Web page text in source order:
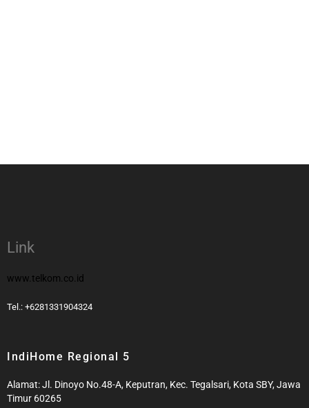
Link
www.telkom.co.id
Tel.: +6281331904324
IndiHome Regional 5
Alamat: Jl. Dinoyo No.48-A, Keputran, Kec. Tegalsari, Kota SBY, Jawa
Timur 60265